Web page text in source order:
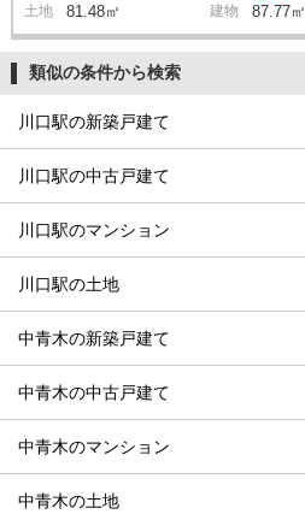
土地 81.48㎡ 建物 87.77㎡
類似の条件から検索
川口駅の新築戸建て
川口駅の中古戸建て
川口駅のマンション
川口駅の土地
中青木の新築戸建て
中青木の中古戸建て
中青木のマンション
中青木の土地